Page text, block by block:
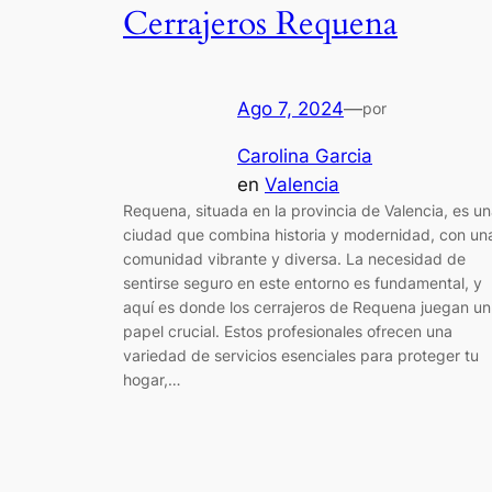
Cerrajeros Requena
Ago 7, 2024—por
Carolina Garcia
en Valencia
Requena, situada en la provincia de Valencia, es
ciudad que combina historia y modernidad, con
comunidad vibrante y diversa. La necesidad de
sentirse seguro en este entorno es fundamental, y
aquí es donde los cerrajeros de Requena juegan un
papel crucial. Estos profesionales ofrecen una
variedad de servicios esenciales para proteger tu
hogar,…